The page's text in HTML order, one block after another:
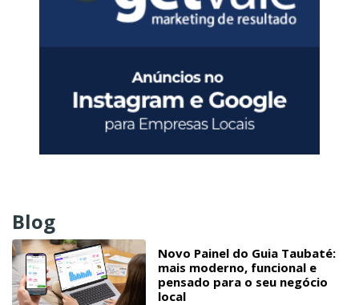
Blog
Novo Painel do Guia Taubaté:
mais moderno, funcional e
pensado para o seu negócio
local